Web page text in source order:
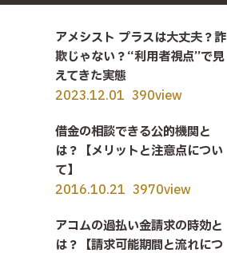
アメシスト プラスは大丈夫？詐
欺じゃない？“利用者視点”で見
えてきた実態
2023.12.01 390view
借金の相談できる公的機関と
は？【メリットと注意点につい
て】
2016.10.21 3970view
アコムの過払い金請求の時効と
は？【請求可能期間と流れにつ